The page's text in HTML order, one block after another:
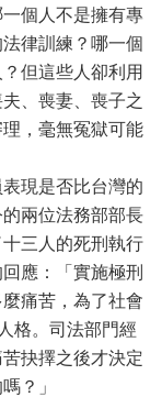
個人不是擁有專
律訓練？哪一個
但這些人卻利用
、喪妻、喪子之
，毫無冤獄可能
現是否比台灣的
兩位法務部部長
三人的死刑執行
應：「實施極刑
痛苦，為了社會
格。司法部門經
抉擇之後才決定
？」